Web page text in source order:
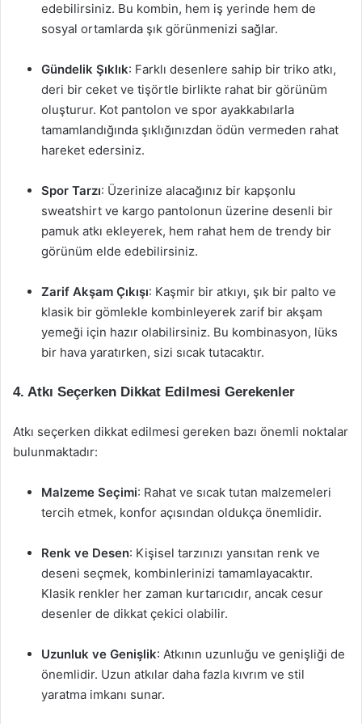
edebilirsiniz. Bu kombin, hem iş yerinde hem de
sosyal ortamlarda şık görünmenizi sağlar.
Gündelik Şıklık: Farklı desenlere sahip bir triko atkı,
deri bir ceket ve tişörtle birlikte rahat bir görünüm
oluşturur. Kot pantolon ve spor ayakkabılarla
tamamlandığında şıklığınızdan ödün vermeden rahat
hareket edersiniz.
Spor Tarzı: Üzerinize alacağınız bir kapşonlu
sweatshirt ve kargo pantolonun üzerine desenli bir
pamuk atkı ekleyerek, hem rahat hem de trendy bir
görünüm elde edebilirsiniz.
Zarif Akşam Çıkışı: Kaşmir bir atkıyı, şık bir palto ve
klasik bir gömlekle kombinleyerek zarif bir akşam
yemeği için hazır olabilirsiniz. Bu kombinasyon, lüks
bir hava yaratırken, sizi sıcak tutacaktır.
4. Atkı Seçerken Dikkat Edilmesi Gerekenler
Atkı seçerken dikkat edilmesi gereken bazı önemli noktalar
bulunmaktadır:
Malzeme Seçimi: Rahat ve sıcak tutan malzemeleri
tercih etmek, konfor açısından oldukça önemlidir.
Renk ve Desen: Kişisel tarzınızı yansıtan renk ve
deseni seçmek, kombinlerinizi tamamlayacaktır.
Klasik renkler her zaman kurtarıcıdır, ancak cesur
desenler de dikkat çekici olabilir.
Uzunluk ve Genişlik: Atkının uzunluğu ve genişliği de
önemlidir. Uzun atkılar daha fazla kıvrım ve stil
yaratma imkanı sunar.